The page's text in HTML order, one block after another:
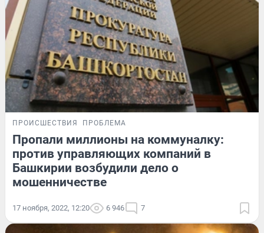
ПРОИСШЕСТВИЯ ПРОБЛЕМА
Пропали миллионы на коммуналку:
против управляющих компаний в
Башкирии возбудили дело о
мошенничестве
17 ноября, 2022, 12:20 6 946 7